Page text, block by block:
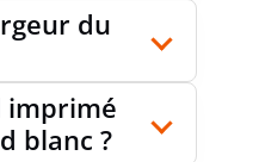
du
imprimé
blanc ?